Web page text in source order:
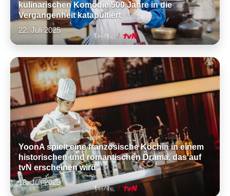
kulinarischen Komödie 500 Jahre in die
Vergangenheit katapultiert
22. Juli 2025
YoonA spielt eine französische Köchin in einem
historischen und romantischen Drama, das auf
tvN erscheinen wird
18. Juli 2025